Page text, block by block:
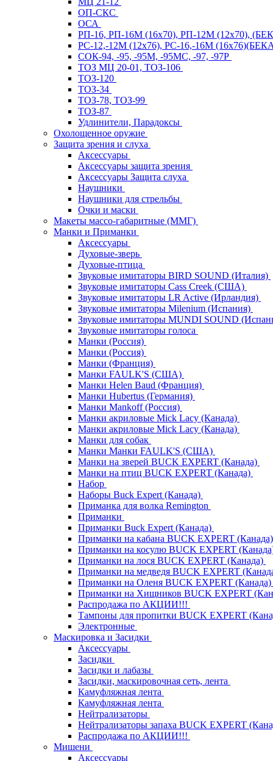
ОП-СКС
ОСА
РП-16, РП-16М (16х70), РП-12М (12х70),
РС-12,-12М (12х76), РС-16,-16М
СОК-94, -95, -95М, -95МС, -97, -97Р
ТОЗ МЦ 20-01, ТОЗ-106
ТОЗ-120
ТОЗ-34
ТОЗ-78, ТОЗ-99
ТОЗ-87
Удлинители, Парадоксы
Охолощенное оружие
Защита зрения и слуха
Аксессуары
Аксессуары защита зрения
Аксессуары Защита слуха
Наушники
Наушники для стрельбы
Очки и маски
Макеты массо-габаритные (ММГ)
Манки и Приманки
Аксессуары
Духовые-зверь
Духовые-птица
Звуковые имитаторы BIRD SOUND (Италия)
Звуковые имитаторы Cass Creek (США)
Звуковые имитаторы LR Active (Ирландия)
Звуковые имитаторы Milenium (Испания)
Звуковые имитаторы MUNDI SOUND
Звуковые имитаторы голоса
Манки (Россия)
Манки (Россия)
Манки (Франция)
Манки FAULK'S (США)
Манки Helen Baud (Франция)
Манки Hubertus (Германия)
Манки Mankoff (Россия)
Манки акриловые Mick Lacy (Канада)
Манки акриловые Mick Lacy (Канада)
Манки для собак
Манки Манки FAULK'S (США)
Манки на зверей BUCK EXPERT (Канада)
Манки на птиц BUCK EXPERT (Канада)
Набор
Наборы Buck Expert (Канада)
Приманка для волка Remington
Приманки
Приманки Buck Expert (Канада)
Приманки на кабана BUCK EXPERT
Приманки на косулю BUCK EXPERT
Приманки на лося BUCK EXPERT (Канада)
Приманки на медведя BUCK EXPERT
Приманки на Оленя BUCK EXPERT (Канада)
Приманки на Хищников BUCK EXPERT
Распродажа по АКЦИИ!!!
Тампоны для пропитки BUCK EXPERT
Электронные
Маскировка и Засидки
Аксессуары
Засидки
Засидки и лабазы
Засидки, маскировочная сеть, лента
Камуфляжная лента
Камуфляжная лента
Нейтрализаторы
Нейтрализаторы запаха BUCK EXPERT
Распродажа по АКЦИИ!!!
Мишени
Аксессуары